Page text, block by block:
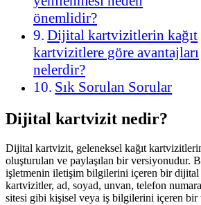
önemlidir?
Dijital kartvizitlerin kağıt
kartvizitlere göre avantajları
nelerdir?
Sık Sorulan Sorular
Dijital kartvizit nedir?
Dijital kartvizit, geleneksel kağıt
oluşturulan ve paylaşılan bir versiyonudur.
işletmenin iletişim bilgilerini içeren bir dijital
kartvizitler, ad, soyad, unvan, telefon
sitesi gibi kişisel veya iş bilgilerini içeren bir